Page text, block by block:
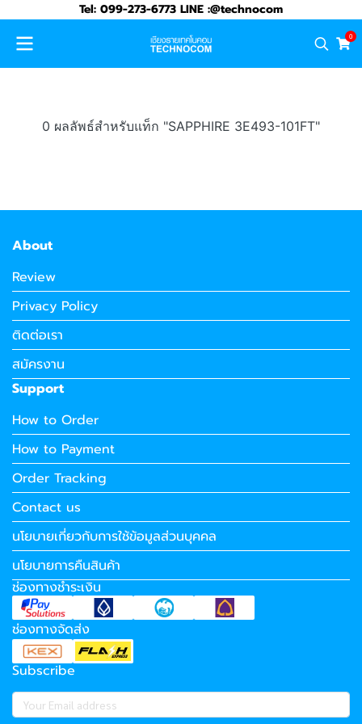
Tel: 099-273-6773 LINE :@technocom
0
0 ผลลัพธ์สำหรับแท็ก "SAPPHIRE 3E493-101FT"
About
Review
Privacy Policy
ติดต่อเรา
สมัครงาน
Support
How to Order
How to Payment
Order Tracking
Contact us
นโยบายเกี่ยวกับการใช้ข้อมูลส่วนบุคคล
นโยบายการคืนสินค้า
ช่องทางชำระเงิน
ช่องทางจัดส่ง
Subscribe